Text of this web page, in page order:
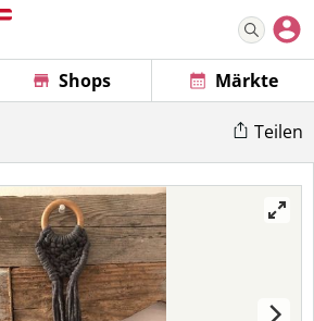
Shops Märkte
Teilen